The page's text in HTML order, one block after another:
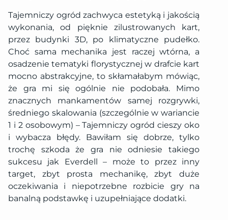
Tajemniczy ogród zachwyca estetyką i jakością
wykonania, od pięknie zilustrowanych kart,
przez budynki 3D, po klimatyczne pudełko.
Choć sama mechanika jest raczej wtórna, a
osadzenie tematyki florystycznej w drafcie kart
mocno abstrakcyjne, to skłamałabym mówiąc,
że gra mi się ogólnie nie podobała. Mimo
znacznych mankamentów samej rozgrywki,
średniego skalowania (szczególnie w wariancie
1 i 2 osobowym) – Tajemniczy ogród cieszy oko
i wybacza błędy. Bawiłam się dobrze, tylko
trochę szkoda że gra nie odniesie takiego
sukcesu jak Everdell – może to przez inny
target, zbyt prosta mechanikę, zbyt duże
oczekiwania i niepotrzebne rozbicie gry na
banalną podstawkę i uzupełniające dodatki.